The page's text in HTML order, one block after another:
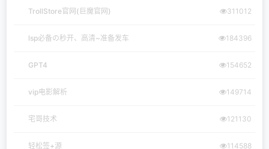
TrollStore官网(巨魔官网) 311012
lsp必备の秒开、高清~准备发车 184396
GPT4 154652
vip电影解析 149714
宅哥技术 121130
轻松签+源 114588